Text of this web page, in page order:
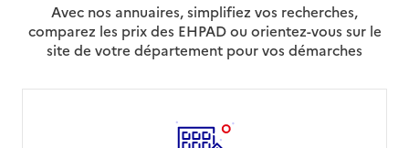
Avec nos annuaires, simplifiez vos recherches,
comparez les prix des EHPAD ou orientez-vous sur le
site de votre département pour vos démarches